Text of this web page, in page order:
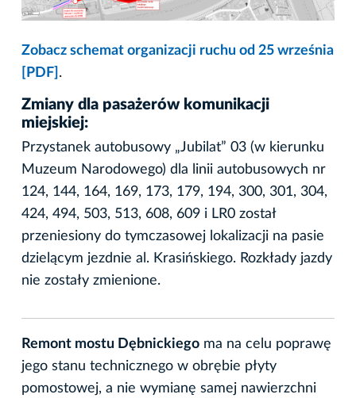
Zobacz schemat organizacji ruchu od 25 września
[PDF] .
Zmiany dla pasażerów komunikacji
miejskiej:
Przystanek autobusowy „Jubilat” 03 (w kierunku
Muzeum Narodowego) dla linii autobusowych nr
124, 144, 164, 169, 173, 179, 194, 300, 301, 304,
424, 494, 503, 513, 608, 609 i LR0 został
przeniesiony do tymczasowej lokalizacji na pasie
dzielącym jezdnie al. Krasińskiego. Rozkłady jazdy
nie zostały zmienione.
Remont mostu Dębnickiego ma na celu poprawę
jego stanu technicznego w obrębie płyty
pomostowej, a nie wymianę samej nawierzchni